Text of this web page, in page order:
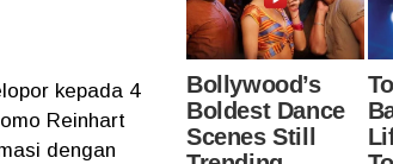
kepada 4
Reinhart
dengan